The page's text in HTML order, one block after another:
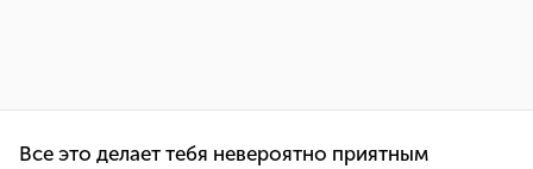
Все это делает тебя невероятно приятным